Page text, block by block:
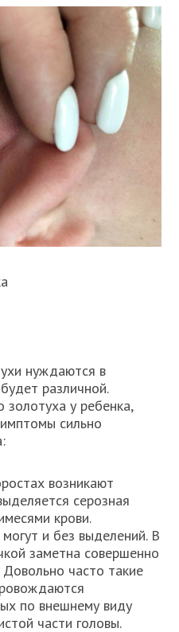
нуждаются в
различной.
золотуха у ребенка,
сильно
возникают
серозная
крови.
и без выделений. В
заметна совершенно
часто такие
по внешнему виду
части головы.